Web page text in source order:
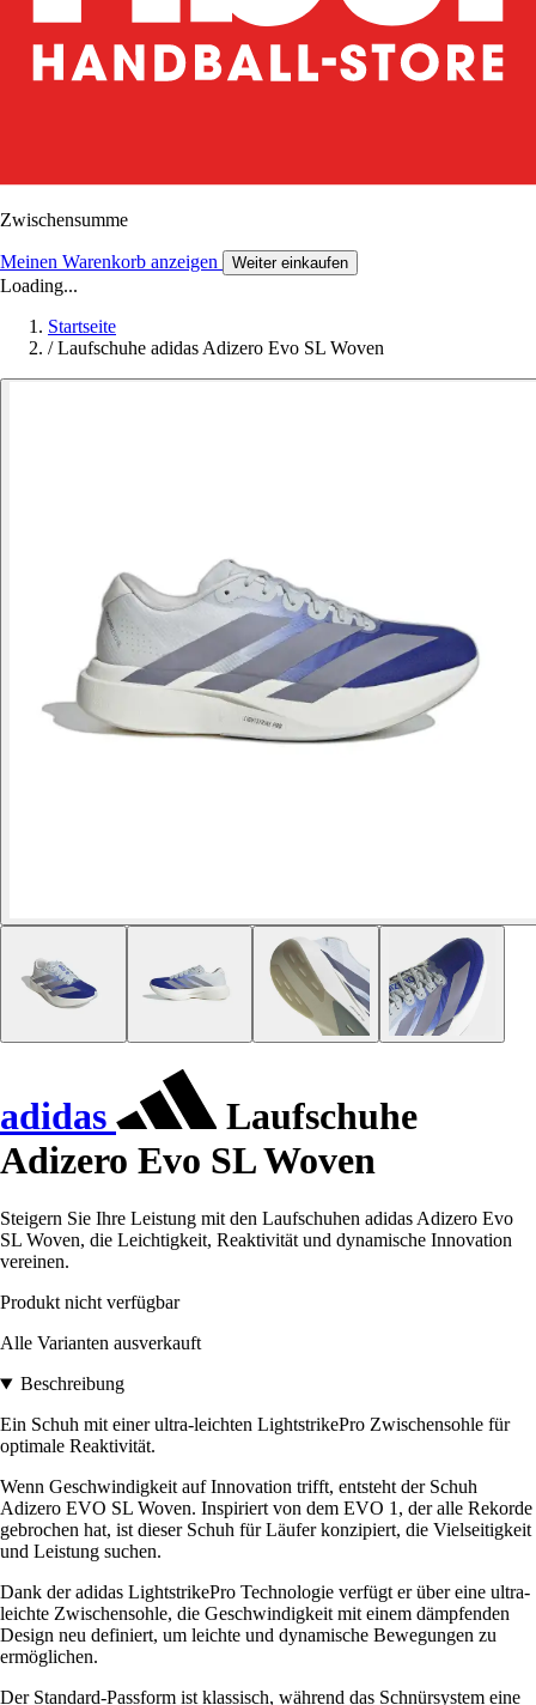
Zwischensumme
Meinen Warenkorb anzeigen Weiter einkaufen
Loading...
Startseite
/ Laufschuhe adidas Adizero Evo SL Woven
adidas
Laufschuhe
Adizero Evo SL Woven
Steigern Sie Ihre Leistung mit den Laufschuhen adidas Adizero Evo
SL Woven, die Leichtigkeit, Reaktivität und dynamische Innovation
vereinen.
Produkt nicht verfügbar
Alle Varianten ausverkauft
Beschreibung
Ein Schuh mit einer ultra-leichten LightstrikePro Zwischensohle für
optimale Reaktivität.
Wenn Geschwindigkeit auf Innovation trifft, entsteht der Schuh
Adizero EVO SL Woven. Inspiriert von dem EVO 1, der alle Rekorde
gebrochen hat, ist dieser Schuh für Läufer konzipiert, die Vielseitigkeit
und Leistung suchen.
Dank der adidas LightstrikePro Technologie verfügt er über eine ultra-
leichte Zwischensohle, die Geschwindigkeit mit einem dämpfenden
Design neu definiert, um leichte und dynamische Bewegungen zu
ermöglichen.
Der Standard-Passform ist klassisch, während das Schnürsystem eine